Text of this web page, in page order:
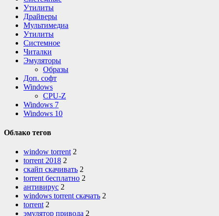
Утилиты
Драйверы
Мультимедиа
Утилиты
Системное
Читалки
Эмуляторы
Образы
Доп. софт
Windows
CPU-Z
Windows 7
Windows 10
Облако тегов
window torrent 2
torrent 2018 2
скайп скачивать 2
torrent бесплатно 2
антивирус 2
windows torrent скачать 2
torrent 2
эмулятор привода 2